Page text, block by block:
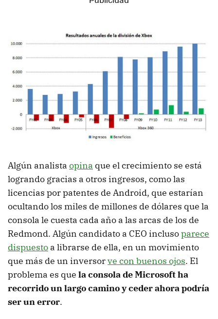
Algún analista opina que el crecimiento se está
logrando gracias a otros ingresos, como las
licencias por patentes de Android, que estarían
ocultando los miles de millones de dólares que la
consola le cuesta cada año a las arcas de los de
Redmond. Algún candidato a CEO inclusoparece
dispuesto a librarse de ella, en un movimiento
que más de un inversorve con buenos ojos. El
problema es que la consola de Microsoft ha
recorrido un largo camino y ceder ahora podría
ser un error.